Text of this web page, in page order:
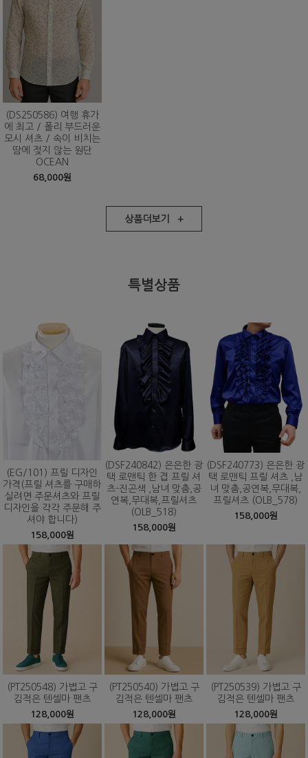
(DS250586) 여행 휴가
에 최고 / 폴리 부드러운
모시 셔츠 / 속이 비치는
땀에 젖지 않는 원단
OCEAN
68,000원
상품더보기 +
특별상품
(EG/101) 프릴 디자인
가격(프릴 셔츠를 구매하
실려면 주문셔츠와 프릴
디자인을 각각 주문해 주
셔야 합니다)
158,000원
(DSF240842) 은은한 광
택 로맨틱 한 겹 프릴 셔
츠-진곤색 ,남녀 맞춤,공
연복,무대복,프릴셔츠
(OLB_518)
158,000원
(DSF240773) 은은한 광
택 로맨틱 프릴 셔츠 ,남
녀 맞춤,공연복,무대복,
프릴셔츠 (OLB_578)
158,000원
(PT250548) 가볍고 구
김적은 텐셀마 팬츠
128,000원
(PT250540) 가볍고 구
김적은 텐셀마 팬츠
128,000원
(PT250539) 가볍고 구
김적은 텐셀마 팬츠
128,000원